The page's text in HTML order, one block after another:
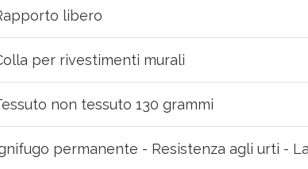
libero
per rivestimenti murali
non tessuto 130 grammi
permanente - Resistenza agli urti -